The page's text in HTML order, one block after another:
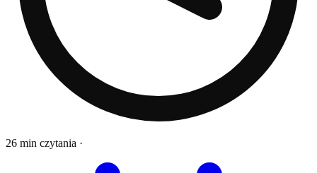
26 min czytania ·